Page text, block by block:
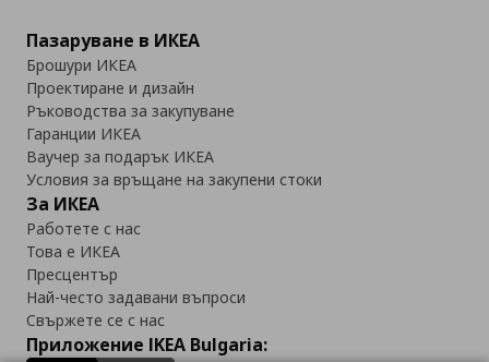
Пазаруване в ИКЕА
Брошури ИКЕА
Проектиране и дизайн
Ръководства за закупуване
Гаранции ИКЕА
Ваучер за подарък ИКЕА
Условия за връщане на закупени стоки
За ИКЕА
Работете с нас
Това е ИКЕА
Пресцентър
Най-често задавани въпроси
Свържете се с нас
Приложение IKEA Bulgaria: